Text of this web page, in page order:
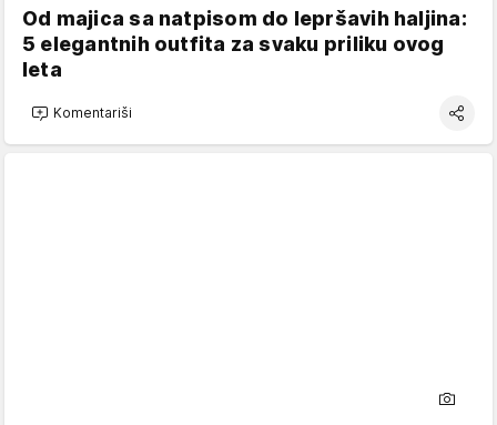
Od majica sa natpisom do lepršavih haljina:
5 elegantnih outfita za svaku priliku ovog
leta
Komentariši